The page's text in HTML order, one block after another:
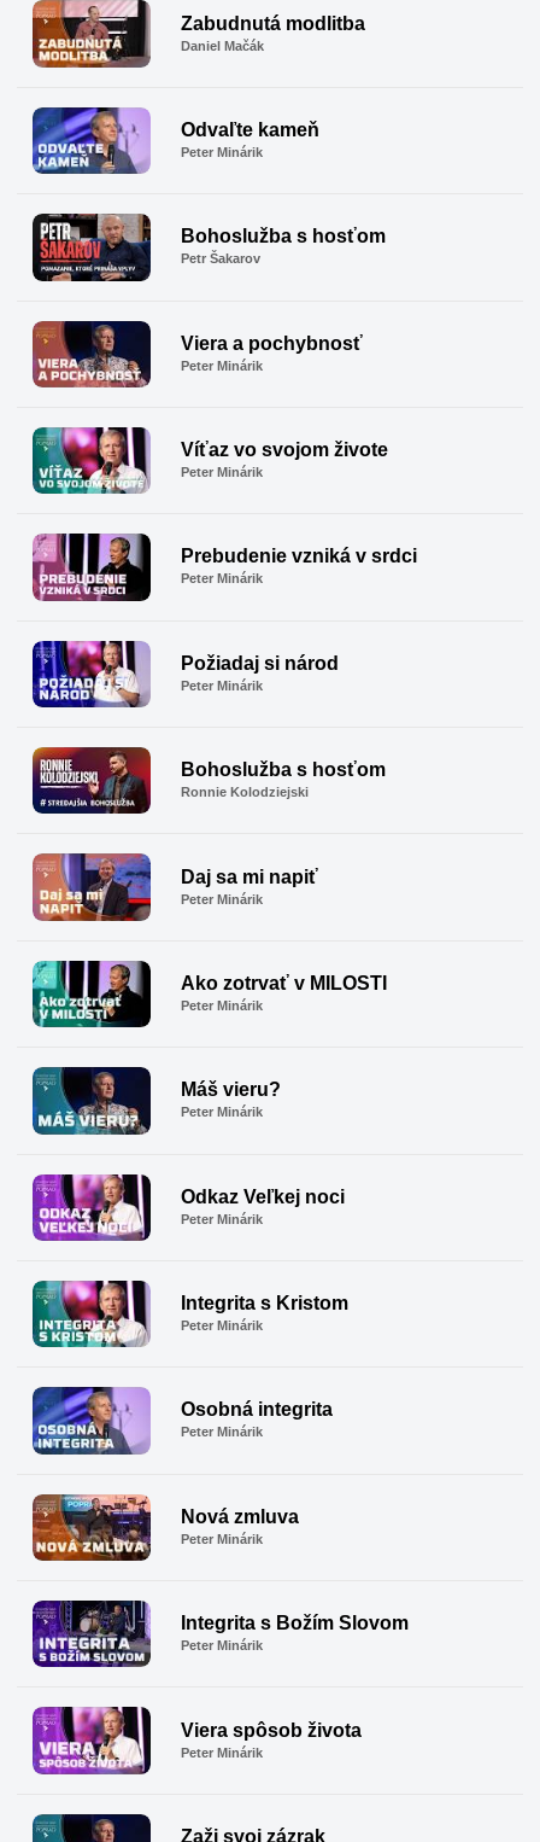
Zabudnutá modlitba
Daniel Mačák
Odvaľte kameň
Peter Minárik
Bohoslužba s hosťom
Petr Šakarov
Viera a pochybnosť
Peter Minárik
Víťaz vo svojom živote
Peter Minárik
Prebudenie vzniká v srdci
Peter Minárik
Požiadaj si národ
Peter Minárik
Bohoslužba s hosťom
Ronnie Kolodziejski
Daj sa mi napiť
Peter Minárik
Ako zotrvať v MILOSTI
Peter Minárik
Máš vieru?
Peter Minárik
Odkaz Veľkej noci
Peter Minárik
Integrita s Kristom
Peter Minárik
Osobná integrita
Peter Minárik
Nová zmluva
Peter Minárik
Integrita s Božím Slovom
Peter Minárik
Viera spôsob života
Peter Minárik
Zaži svoj zázrak